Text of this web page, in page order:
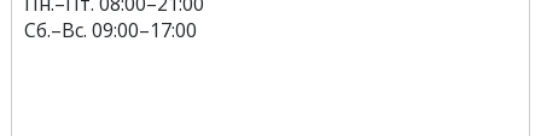
Сб.–Вс. 09:00–17:00